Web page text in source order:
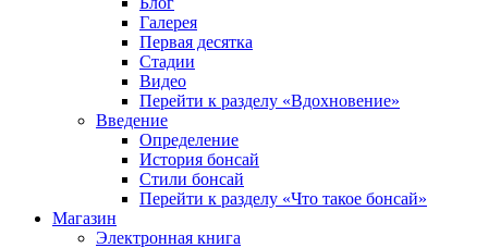
Галерея
Первая десятка
Стадии
Видео
Перейти к разделу «Вдохновение»
Введение
Определение
История бонсай
Стили бонсай
Перейти к разделу «Что такое бонсай»
Магазин
Электронная книга